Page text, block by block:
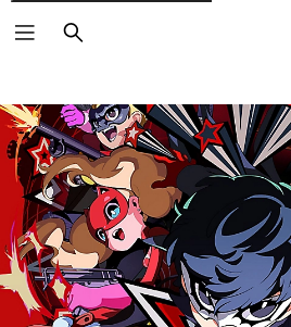
Buscar